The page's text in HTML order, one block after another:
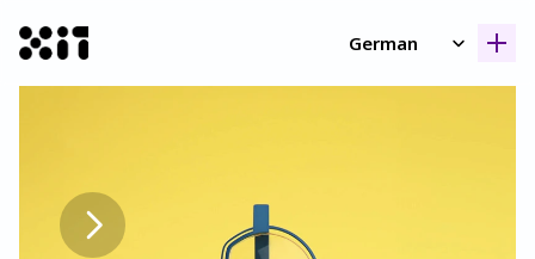
German